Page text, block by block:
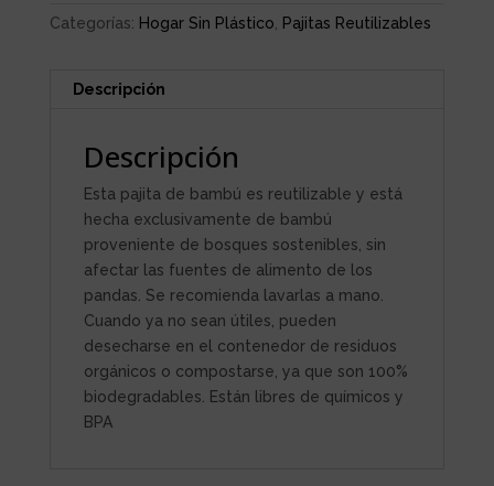
Categorías: Hogar Sin Plástico Pajitas Reutilizables
Descripción
Descripción
Esta pajita de bambú es reutilizable y está
hecha exclusivamente de bambú
proveniente de bosques sostenibles, sin
afectar las fuentes de alimento de los
pandas. Se recomienda lavarlas a mano.
Cuando ya no sean útiles, pueden
desecharse en el contenedor de residuos
orgánicos o compostarse, ya que son 100%
biodegradables. Están libres de químicos y
BPA